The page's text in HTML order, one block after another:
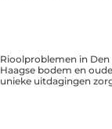
Rioolproblemen in
Haagse bodem en
unieke uitdagingen